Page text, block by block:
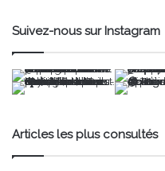
Suivez-nous sur Instagram
Articles les plus consultés